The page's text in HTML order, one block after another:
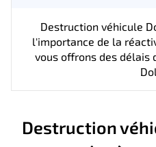
Destruction véhicule
l'importance de la
vous offrons des délais
Destruction